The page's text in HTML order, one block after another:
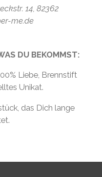
14, 82362
me.de
DU BEKOMMST:
Liebe, Brennstift
Unikat.
das Dich lange